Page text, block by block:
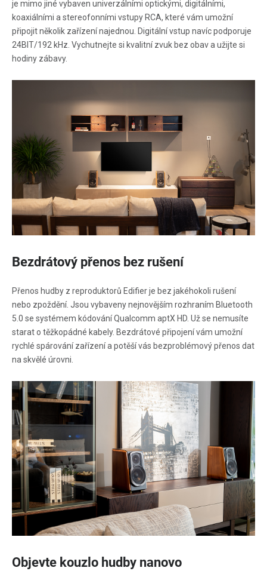
je mimo jiné vybaven univerzálními optickými, digitálními,
koaxiálními a stereofonními vstupy RCA, které vám umožní
připojit několik zařízení najednou. Digitální vstup navíc podporuje
24BIT/192 kHz. Vychutnejte si kvalitní zvuk bez obav a užijte si
hodiny zábavy.
Bezdrátový přenos bez rušení
Přenos hudby z reproduktorů Edifier je bez jakéhokoli rušení
nebo zpoždění. Jsou vybaveny nejnovějším rozhraním Bluetooth
5.0 se systémem kódování Qualcomm aptX HD. Už se nemusíte
starat o těžkopádné kabely. Bezdrátové připojení vám umožní
rychlé spárování zařízení a potěší vás bezproblémový přenos dat
na skvělé úrovni.
Objevte kouzlo hudby nanovo